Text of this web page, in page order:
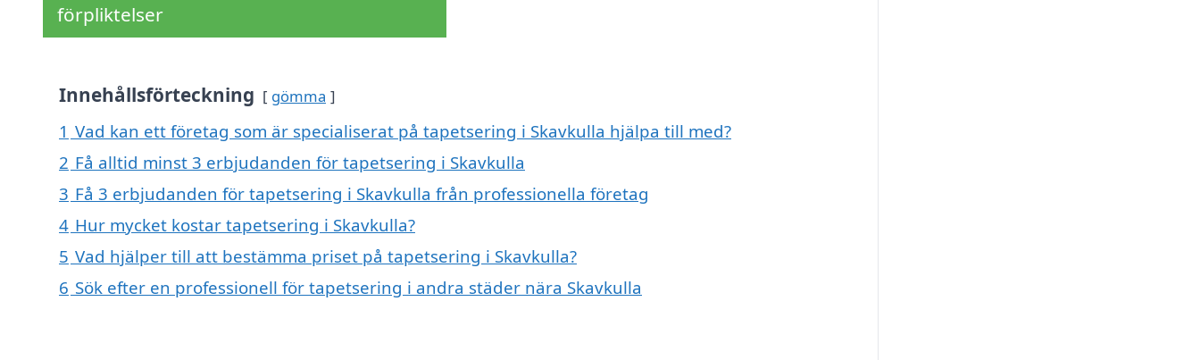
förpliktelser
Innehållsförteckning gömma
1 Vad kan ett företag som är specialiserat på tapetsering i Skavkulla hjälpa till med?
2 Få alltid minst 3 erbjudanden för tapetsering i Skavkulla
3 Få 3 erbjudanden för tapetsering i Skavkulla från professionella företag
4 Hur mycket kostar tapetsering i Skavkulla?
5 Vad hjälper till att bestämma priset på tapetsering i Skavkulla?
6 Sök efter en professionell för tapetsering i andra städer nära Skavkulla